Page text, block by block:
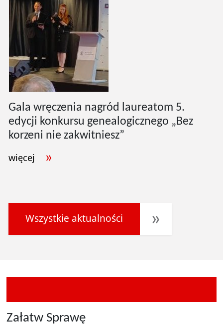
Gala wręczenia nagród laureatom 5.
edycji konkursu genealogicznego „Bez
korzeni nie zakwitniesz”
więcej
Wszystkie aktualności
Załatw Sprawę